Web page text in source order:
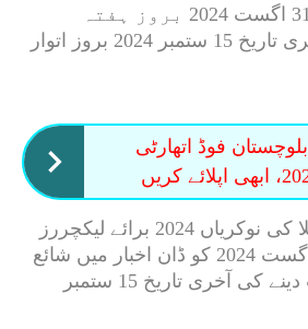
بلوچستان فوڈ اتھارٹی
واپڈا کیڈٹ کالج تربیلا کی نوکریاں 2024 برائے لیکچررز
BPS-17 WCCT 31 اگست 2024 کو ڈان اخبار میں شائع
ہوئی اور درخواست دینے کی آخری تاریخ 15 ستمبر